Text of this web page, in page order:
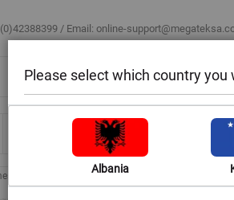
/ Email: online-
Bli sipas ambientit
Please select which country you
Albania